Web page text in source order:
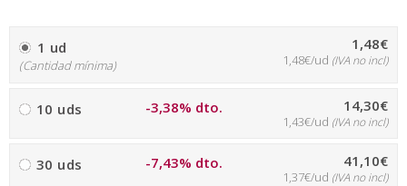
1 ud
(Cantidad mínima)
1,48€
1,48€/ud (IVA no incl)
10 uds -3,38% dto. 14,30€
1,43€/ud (IVA no incl)
30 uds -7,43% dto. 41,10€
1,37€/ud (IVA no incl)